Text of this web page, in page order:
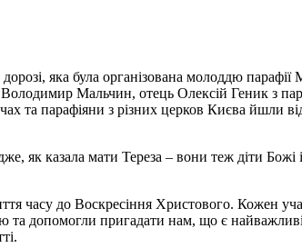
яка була організована молоддю
Мальчин, отець Олексій Геник з
та парафіяни з різних церков Києва йшли
як казала мати Тереза – вони теж діти
часу до Воскресіння Христового. Кожен
допомогли пригадати нам, що є